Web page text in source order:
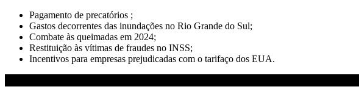
Pagamento de precatórios ;
Gastos decorrentes das inundações no Rio Grande do Sul;
Combate às queimadas em 2024;
Restituição às vítimas de fraudes no INSS;
Incentivos para empresas prejudicadas com o tarifaço dos EUA.